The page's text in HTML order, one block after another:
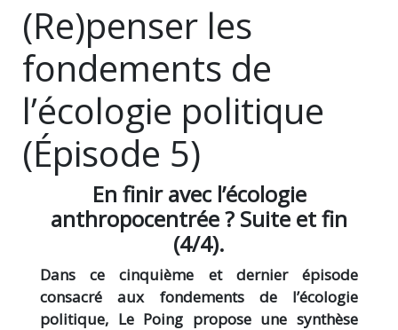
(Re)penser les
fondements de
l’écologie politique
(Épisode 5)
En finir avec l’écologie
anthropocentrée ? Suite et fin
(4/4).
Dans ce cinquième et dernier épisode
consacré aux fondements de l’écologie
politique, Le Poing propose une synthèse